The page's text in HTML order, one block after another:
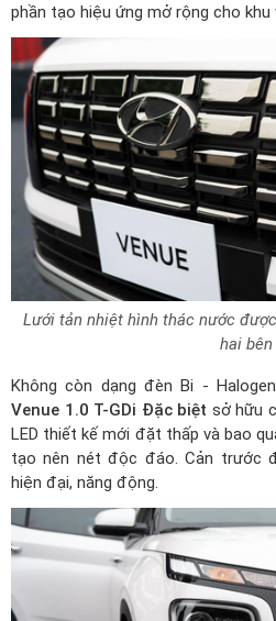
phần tạo hiệu ứng mở rộng cho khu
Lưới tản nhiệt hình thác nước
hai bên
Không còn dạng đèn Bi -
Venue 1.0 T-GDi Đặc biệt sở hữu
LED thiết kế mới đặt thấp và bao
tạo nên nét độc đáo. Cản trước
hiện đại, năng động.